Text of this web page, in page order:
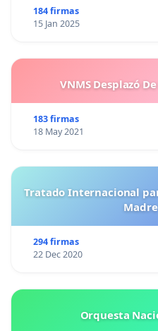
184 firmas
15 Jan 2025
VNMS Desplazó
183 firmas
18 May 2021
Tratado Internacional
294 firmas
22 Dec 2020
Orquesta